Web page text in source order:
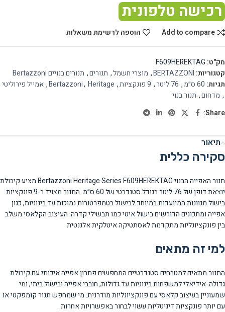
רכישה טלפונית
Add to compare הוספה לרשימת משאלות
מק"ט: F609HEREKTAG
קטגוריות: BERTAZZONI
, מוצרי חשמל, תנורים, תנורים בנויים Bertazzoni
תגיות: 60 ס״מ , 76 ליטר , 9 פונקציות ,
Bertazzoni, Heritage
, אמייל פירוליטי
, מדחום, תנור בנוי
Share:
תיאור
סקירה כללית
תנור האפייה הבנוי Bertazzoni Heritage Series F609HEREKTAG מציע קיבולת
יוצאת דופן של 76 ליטר בגודל סטנדרטי של 60 ס״מ. התנור מצויד ב-9 פונקציות
בישול מגוונות המיועדות במיוחד לבישול בטמפרטורות נמוכות עד בינוניות, כגון
אפייה ומתכונים הדורשים בישול איטי כמו תבשילי קדרה. העיצוב הקלאסי משלב
בין פונקציונליות מתקדמת לאסתטיקה איטלקית אלגנטית.
למי זה מתאים
התנור מתאים למטבחים סטנדרטיים המחפשים פתרון אפייה איכותי עם קיבולת
גדולה. אידיאלי למשפחות בינוניות עד גדולות, חובבי אפייה ובישול ביתי, ומי
שמעוניין בעיצוב קלאסי עם פונקציונליות מודרנית. מי שמחפש תנור קומפקטי או
עם יותר פונקציות דיגיטליות עשוי לבחור באפשרויות אחרות.